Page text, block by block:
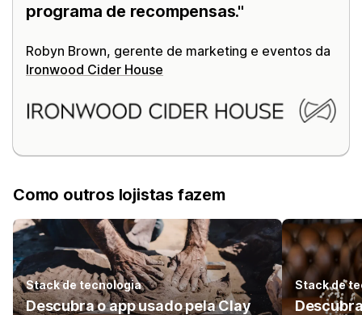
programa de recompensas.
Robyn Brown, gerente de marketing e eventos da
Ironwood Cider House
Como outros lojistas fazem
Stack de tecnologia
Descubra o app usado pela Clay
Stack de